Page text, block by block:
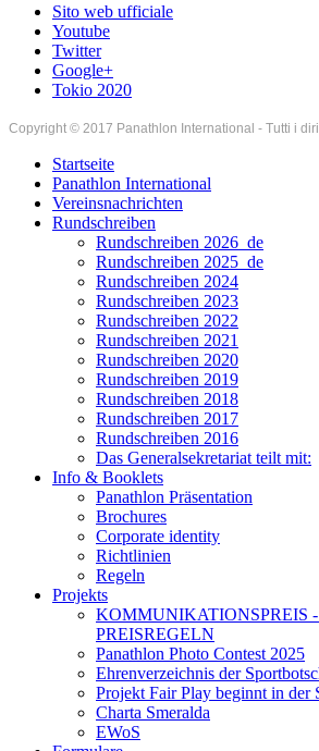
Sito web ufficiale
Youtube
Twitter
Google+
Tokio 2020
Copyright © 2017 Panathlon International - Tutti i
Startseite
Panathlon International
Vereinsnachrichten
Rundschreiben
Rundschreiben 2026_de
Rundschreiben 2025_de
Rundschreiben 2024
Rundschreiben 2023
Rundschreiben 2022
Rundschreiben 2021
Rundschreiben 2020
Rundschreiben 2019
Rundschreiben 2018
Rundschreiben 2017
Rundschreiben 2016
Das Generalsekretariat teilt mit:
Info & Booklets
Panathlon Präsentation
Brochures
Corporate identity
Richtlinien
Regeln
Projekts
KOMMUNIKATIONSPREIS -
PREISREGELN
Panathlon Photo Contest 2025
Ehrenverzeichnis der
Projekt Fair Play beginnt in der
Charta Smeralda
EWoS